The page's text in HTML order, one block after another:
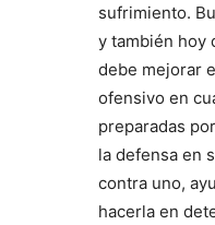
sufrimiento.
y también hoy
debe mejorar
ofensivo en
preparadas
la defensa en
contra uno,
hacerla en